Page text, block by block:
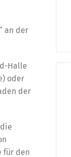
an der
Halle
oder
der
für den